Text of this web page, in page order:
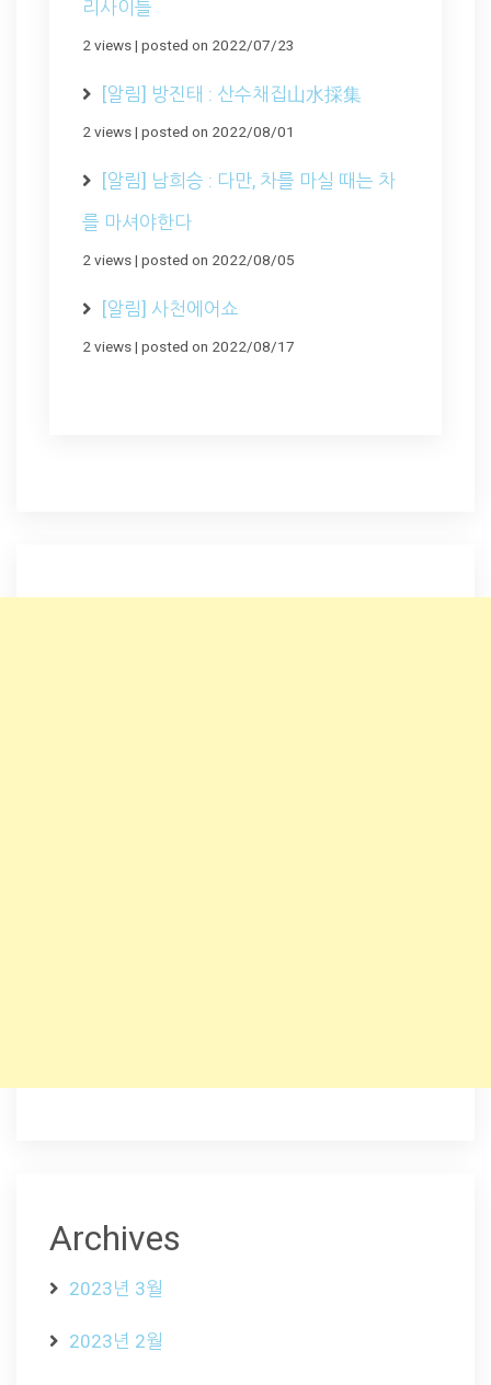
리사이틀
2 views| posted on 2022/07/23
[알림] 방진태 : 산수채집山水採集
2 views| posted on 2022/08/01
[알림] 남희승 : 다만, 차를 마실 때는 차
를 마셔야한다
2 views| posted on 2022/08/05
[알림] 사천에어쇼
2 views| posted on 2022/08/17
Archives
2023년 3월
2023년 2월